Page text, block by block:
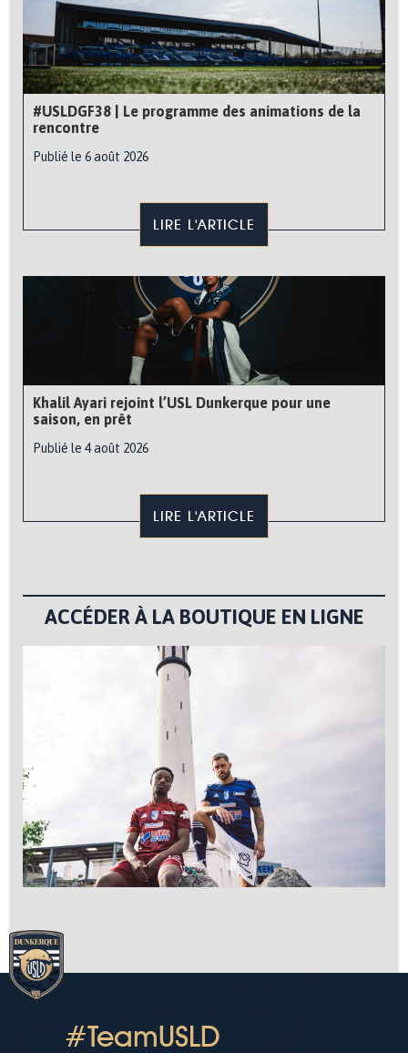
#USLDGF38 | Le programme des animations de la
rencontre
Publié le 6 août 2026
LIRE L'ARTICLE
Khalil Ayari rejoint l’USL Dunkerque pour une
saison, en prêt
Publié le 4 août 2026
LIRE L'ARTICLE
ACCÉDER À LA BOUTIQUE EN LIGNE
#TeamUSLD